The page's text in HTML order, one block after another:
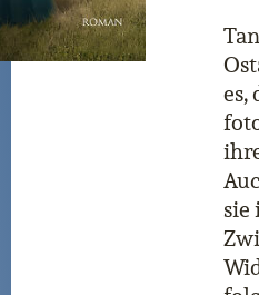
es,
sie